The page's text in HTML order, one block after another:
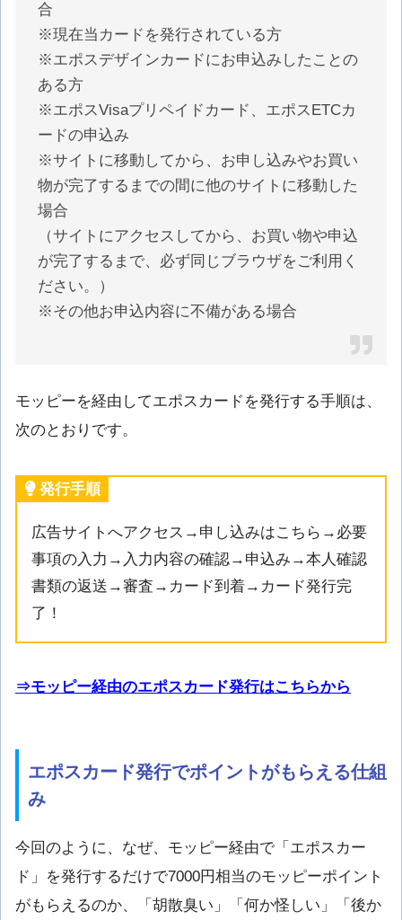
合
※現在当カードを発行されている方
※エポスデザインカードにお申込みしたことの
ある方
※エポスVisaプリペイドカード、エポスETCカ
ードの申込み
※サイトに移動してから、お申し込みやお買い
物が完了するまでの間に他のサイトに移動した
場合
（サイトにアクセスしてから、お買い物や申込
が完了するまで、必ず同じブラウザをご利用く
ださい。）
※その他お申込内容に不備がある場合
モッピーを経由してエポスカードを発行する手順は、
次のとおりです。
発行手順
広告サイトへアクセス→申し込みはこちら→必要
事項の入力→入力内容の確認→申込み→本人確認
書類の返送→審査→カード到着→カード発行完
了！
⇒モッピー経由のエポスカード発行はこちらから
エポスカード発行でポイントがもらえる仕組
み
今回のように、なぜ、モッピー経由で「エポスカー
ド」を発行するだけで7000円相当のモッピーポイント
がもらえるのか、「胡散臭い」「何か怪しい」「後か